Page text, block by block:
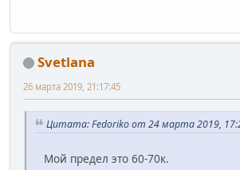
Svetlana
26 марта 2019, 21:17:45
Цитата: Fedoriko от 24 марта 2019,
Мой предел это 60-70к.